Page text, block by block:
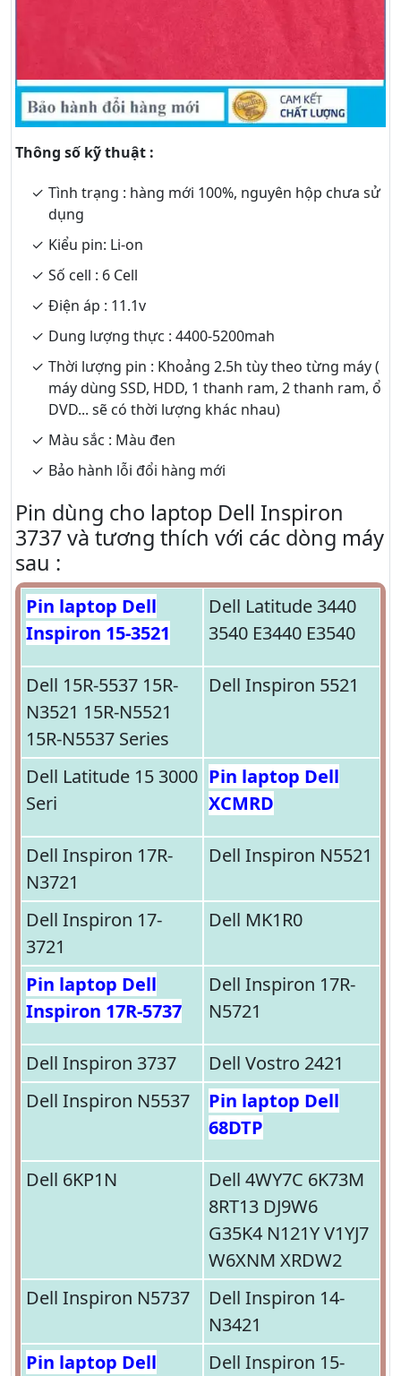
Thông số kỹ thuật :
Tình trạng : hàng mới 100%, nguyên hộp chưa sử
dụng
Kiểu pin: Li-on
Số cell : 6 Cell
Điện áp : 11.1v
Dung lượng thực : 4400-5200mah
Thời lượng pin : Khoảng 2.5h tùy theo từng máy (
máy dùng SSD, HDD, 1 thanh ram, 2 thanh ram, ổ
DVD... sẽ có thời lượng khác nhau)
Màu sắc : Màu đen
Bảo hành lỗi đổi hàng mới
Pin dùng cho laptop Dell Inspiron
3737 và tương thích với các dòng máy
sau :
Pin laptop Dell
Inspiron 15-3521
Dell Latitude 3440
3540 E3440 E3540
Dell 15R-5537 15R-
N3521 15R-N5521
15R-N5537 Series
Dell Inspiron 5521
Dell Latitude 15 3000
Seri
Pin laptop Dell
XCMRD
Dell Inspiron 17R-
N3721
Dell Inspiron N5521
Dell Inspiron 17-
3721
Dell MK1R0
Pin laptop Dell
Inspiron 17R-5737
Dell Inspiron 17R-
N5721
Dell Inspiron 3737
Dell Vostro 2421
Dell Inspiron N5537
Pin laptop Dell
68DTP
Dell 6KP1N
Dell 4WY7C 6K73M
8RT13 DJ9W6
G35K4 N121Y V1YJ7
W6XNM XRDW2
Dell Inspiron N5737
Dell Inspiron 14-
N3421
Pin laptop Dell
Dell Inspiron 15-